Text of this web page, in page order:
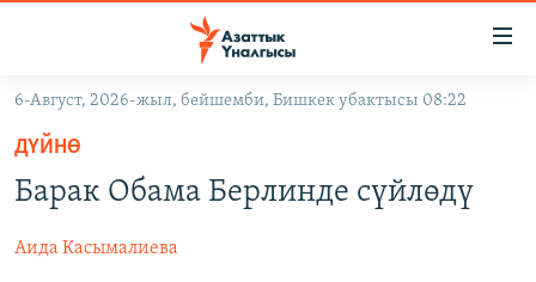
Навигацияга
өтүңүз
Издөөгө
салыңыз
ЖАҢЫЛЫКТАР
КЫРГЫЗСТАН
КЫРГЫЗСТАН
САЯСАТ
ДҮЙНӨ
ДҮЙНӨ
УКРАИНА
6-Август, 2026-жыл, бейшемби, Бишкек убактысы 08:22
ДҮЙНӨ
Барак Обама Берлинде сүйлөдү
Аида Касымалиева